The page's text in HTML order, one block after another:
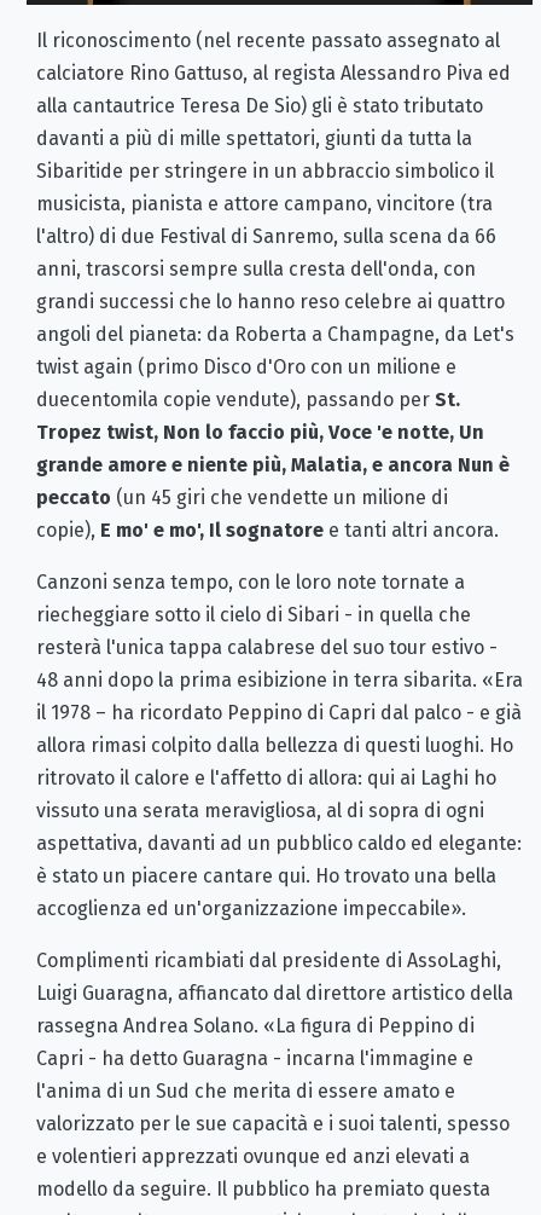
Il riconoscimento (nel recente passato assegnato al
calciatore Rino Gattuso, al regista Alessandro Piva ed
alla cantautrice Teresa De Sio) gli è stato tributato
davanti a più di mille spettatori, giunti da tutta la
Sibaritide per stringere in un abbraccio simbolico il
musicista, pianista e attore campano, vincitore (tra
l'altro) di due Festival di Sanremo, sulla scena da 66
anni, trascorsi sempre sulla cresta dell'onda, con
grandi successi che lo hanno reso celebre ai quattro
angoli del pianeta: da Roberta a Champagne, da Let's
twist again (primo Disco d'Oro con un milione e
duecentomila copie vendute), passando per St.
Tropez twist, Non lo faccio più, Voce 'e notte, Un
grande amore e niente più, Malatia, e ancora Nun è
peccato (un 45 giri che vendette un milione di
copie), E mo' e mo', Il sognatore e tanti altri ancora.
Canzoni senza tempo, con le loro note tornate a
riecheggiare sotto il cielo di Sibari - in quella che
resterà l'unica tappa calabrese del suo tour estivo -
48 anni dopo la prima esibizione in terra sibarita. «Era
il 1978 – ha ricordato Peppino di Capri dal palco - e già
allora rimasi colpito dalla bellezza di questi luoghi. Ho
ritrovato il calore e l'affetto di allora: qui ai Laghi ho
vissuto una serata meravigliosa, al di sopra di ogni
aspettativa, davanti ad un pubblico caldo ed elegante:
è stato un piacere cantare qui. Ho trovato una bella
accoglienza ed un'organizzazione impeccabile».
Complimenti ricambiati dal presidente di AssoLaghi,
Luigi Guaragna, affiancato dal direttore artistico della
rassegna Andrea Solano. «La figura di Peppino di
Capri - ha detto Guaragna - incarna l'immagine e
l'anima di un Sud che merita di essere amato e
valorizzato per le sue capacità e i suoi talenti, spesso
e volentieri apprezzati ovunque ed anzi elevati a
modello da seguire. Il pubblico ha premiato questa